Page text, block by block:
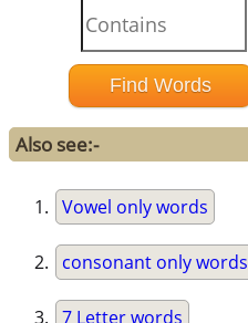
Also see:-
Vowel only words
consonant only words
7 Letter words